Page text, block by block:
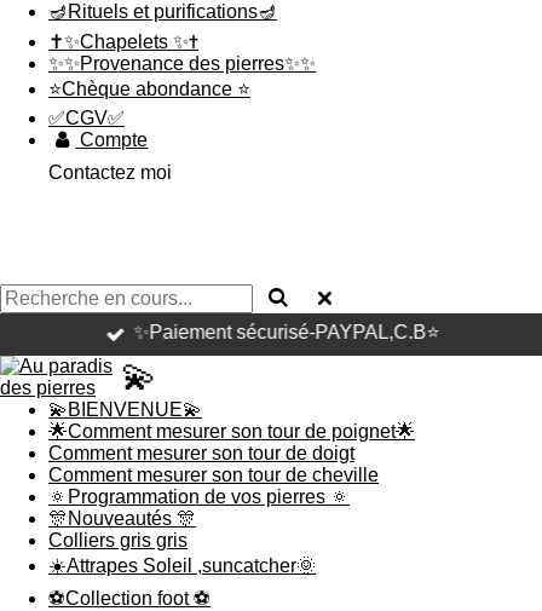
🪔Rituels et purifications🪔
✝️✨Chapelets ✨✝️
✨✨Provenance des pierres✨✨
⭐️Chèque abondance ⭐️
✅CGV✅
Compte
Contactez moi
✨Paiement sécurisé-PAYPAL,C.B⭐️
💫
💫BIENVENUE💫
🌟Comment mesurer son tour de poignet🌟
Comment mesurer son tour de doigt
Comment mesurer son tour de cheville
🔅Programmation de vos pierres 🔅
🎊Nouveautés 🎊
Colliers gris gris
☀️Attrapes Soleil ,suncatcher🌞
⚽️Collection foot ⚽️